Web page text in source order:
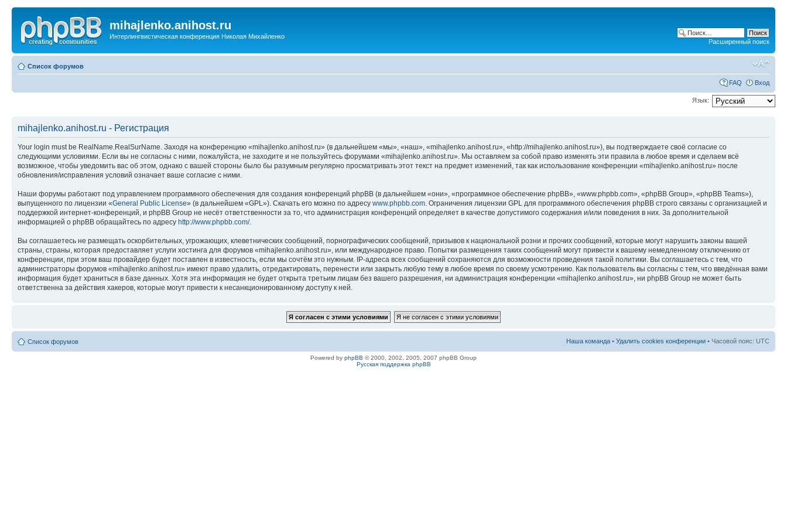
mihajlenko.anihost.ru
Интерлингвистическая конференция Николая Михайленко
Расширенный поиск
Список форумов
FAQ Вход
Язык:
mihajlenko.anihost.ru - Регистрация
Your login must be RealName.RealSurName. Заходя на конференцию «mihajlenko.anihost.ru» (в дальнейшем «мы», «наш», «mihajlenko.anihost.ru», «http://mihajlenko.anihost.ru»), вы подтверждаете своё согласие со
следующими условиями. Если вы не согласны с ними, пожалуйста, не заходите и не пользуйтесь форумами «mihajlenko.anihost.ru». Мы оставляем за собой право изменять эти правила в любое время и сделаем всё
возможное, чтобы уведомить вас об этом, однако с вашей стороны было бы разумным регулярно просматривать этот текст на предмет изменений, так как использование конференции «mihajlenko.anihost.ru» после
обновления/исправления условий означает ваше согласие с ними.
Наши форумы работают под управлением программного обеспечения для создания конференций phpBB (в дальнейшем «они», «программное обеспечение phpBB», «www.phpbb.com», «phpBB Group», «phpBB Teams»),
выпущенного по лицензии «General Public License» (в дальнейшем «GPL»). Скачать его можно по адресу www.phpbb.com. Ограничения лицензии GPL для программного обеспечения phpBB строго связаны с организацией и
поддержкой интернет-конференций, и phpBB Group не несёт ответственности за то, что администрация конференций определяет в качестве допустимого содержания и/или поведения в них. За дополнительной
информацией о phpBB обращайтесь по адресу http://www.phpbb.com/.
Вы соглашаетесь не размещать оскорбительных, угрожающих, клеветнических сообщений, порнографических сообщений, призывов к национальной розни и прочих сообщений, которые могут нарушить законы вашей
страны, страны, которая предоставляет услуги хостинга для форумов «mihajlenko.anihost.ru», или международное право. Попытки размещения таких сообщений могут привести к вашему немедленному отключению от
конференции, при этом ваш провайдер будет поставлен в известность, если мы сочтём это нужным. IP-адреса всех сообщений сохраняются для возможности проведения такой политики. Вы соглашаетесь с тем, что
администраторы форумов «mihajlenko.anihost.ru» имеют право удалить, отредактировать, перенести или закрыть любую тему в любое время по своему усмотрению. Как пользователь вы согласны с тем, что введённая вами
информация будет храниться в базе данных. Хотя эта информация не будет открыта третьим лицам без вашего разрешения, ни администрация конференции «mihajlenko.anihost.ru», ни phpBB Group не может быть
ответственна за действия хакеров, которые могут привести к несанкционированному доступу к ней.
Список форумов Наша команда • Удалить cookies конференции • Часовой пояс: UTC
Powered by phpBB © 2000, 2002, 2005, 2007 phpBB Group
Русская поддержка phpBB